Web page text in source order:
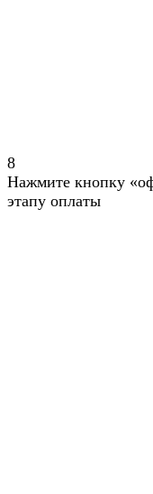
8
Нажмите кнопку
этапу оплаты